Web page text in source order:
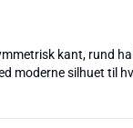
kant, rund
moderne silhuet til